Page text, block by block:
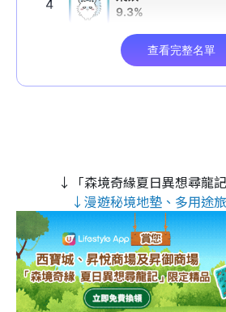
↓「森境奇緣夏日異想尋龍
↓漫遊秘境地墊、多用途